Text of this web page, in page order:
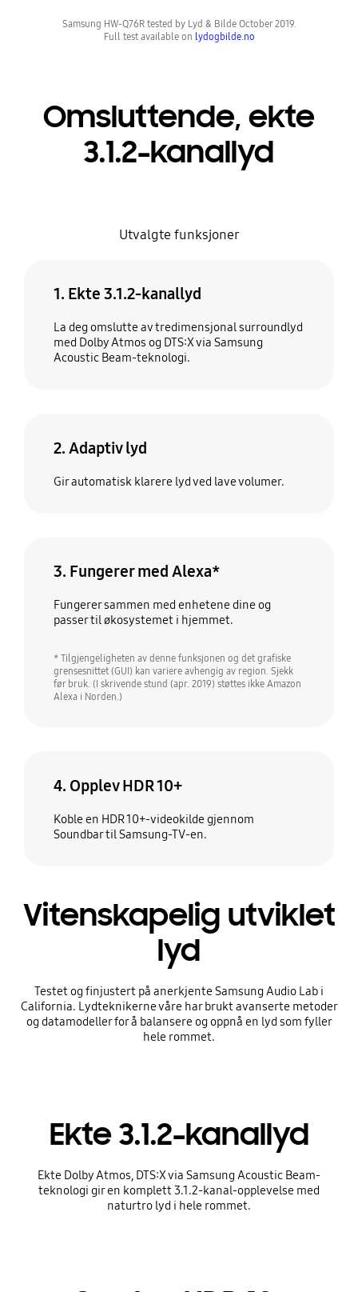
Samsung HW-Q76R tested by Lyd & Bilde October 2019.
Full test available on lydogbilde.no
Omsluttende, ekte
3.1.2-kanallyd
Utvalgte funksjoner
1. Ekte 3.1.2-kanallyd
La deg omslutte av tredimensjonal surroundlyd
med Dolby Atmos og DTS:X via Samsung
Acoustic Beam-teknologi.
2. Adaptiv lyd
Gir automatisk klarere lyd ved lave volumer.
3. Fungerer med Alexa*
Fungerer sammen med enhetene dine og
passer til økosystemet i hjemmet.
* Tilgjengeligheten av denne funksjonen og det grafiske
grensesnittet (GUI) kan variere avhengig av region. Sjekk
før bruk. (I skrivende stund (apr. 2019) støttes ikke Amazon
Alexa i Norden.)
4. Opplev HDR 10+
Koble en HDR 10+-videokilde gjennom
Soundbar til Samsung-TV-en.
Vitenskapelig utviklet
lyd
Testet og finjustert på anerkjente Samsung Audio Lab i
California. Lydteknikerne våre har brukt avanserte metoder
og datamodeller for å balansere og oppnå en lyd som fyller
hele rommet.
Ekte 3.1.2-kanallyd
Ekte Dolby Atmos, DTS:X via Samsung Acoustic Beam-
teknologi gir en komplett 3.1.2-kanal-opplevelse med
naturtro lyd i hele rommet.